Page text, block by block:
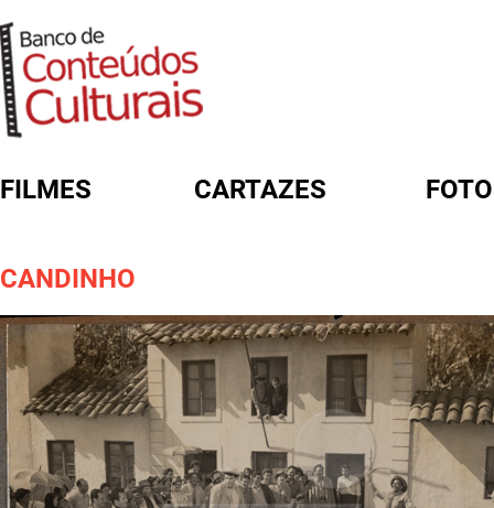
FILMES CARTAZES
CANDINHO